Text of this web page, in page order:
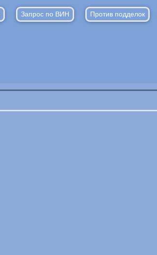
Запрос по ВИН Против подделок